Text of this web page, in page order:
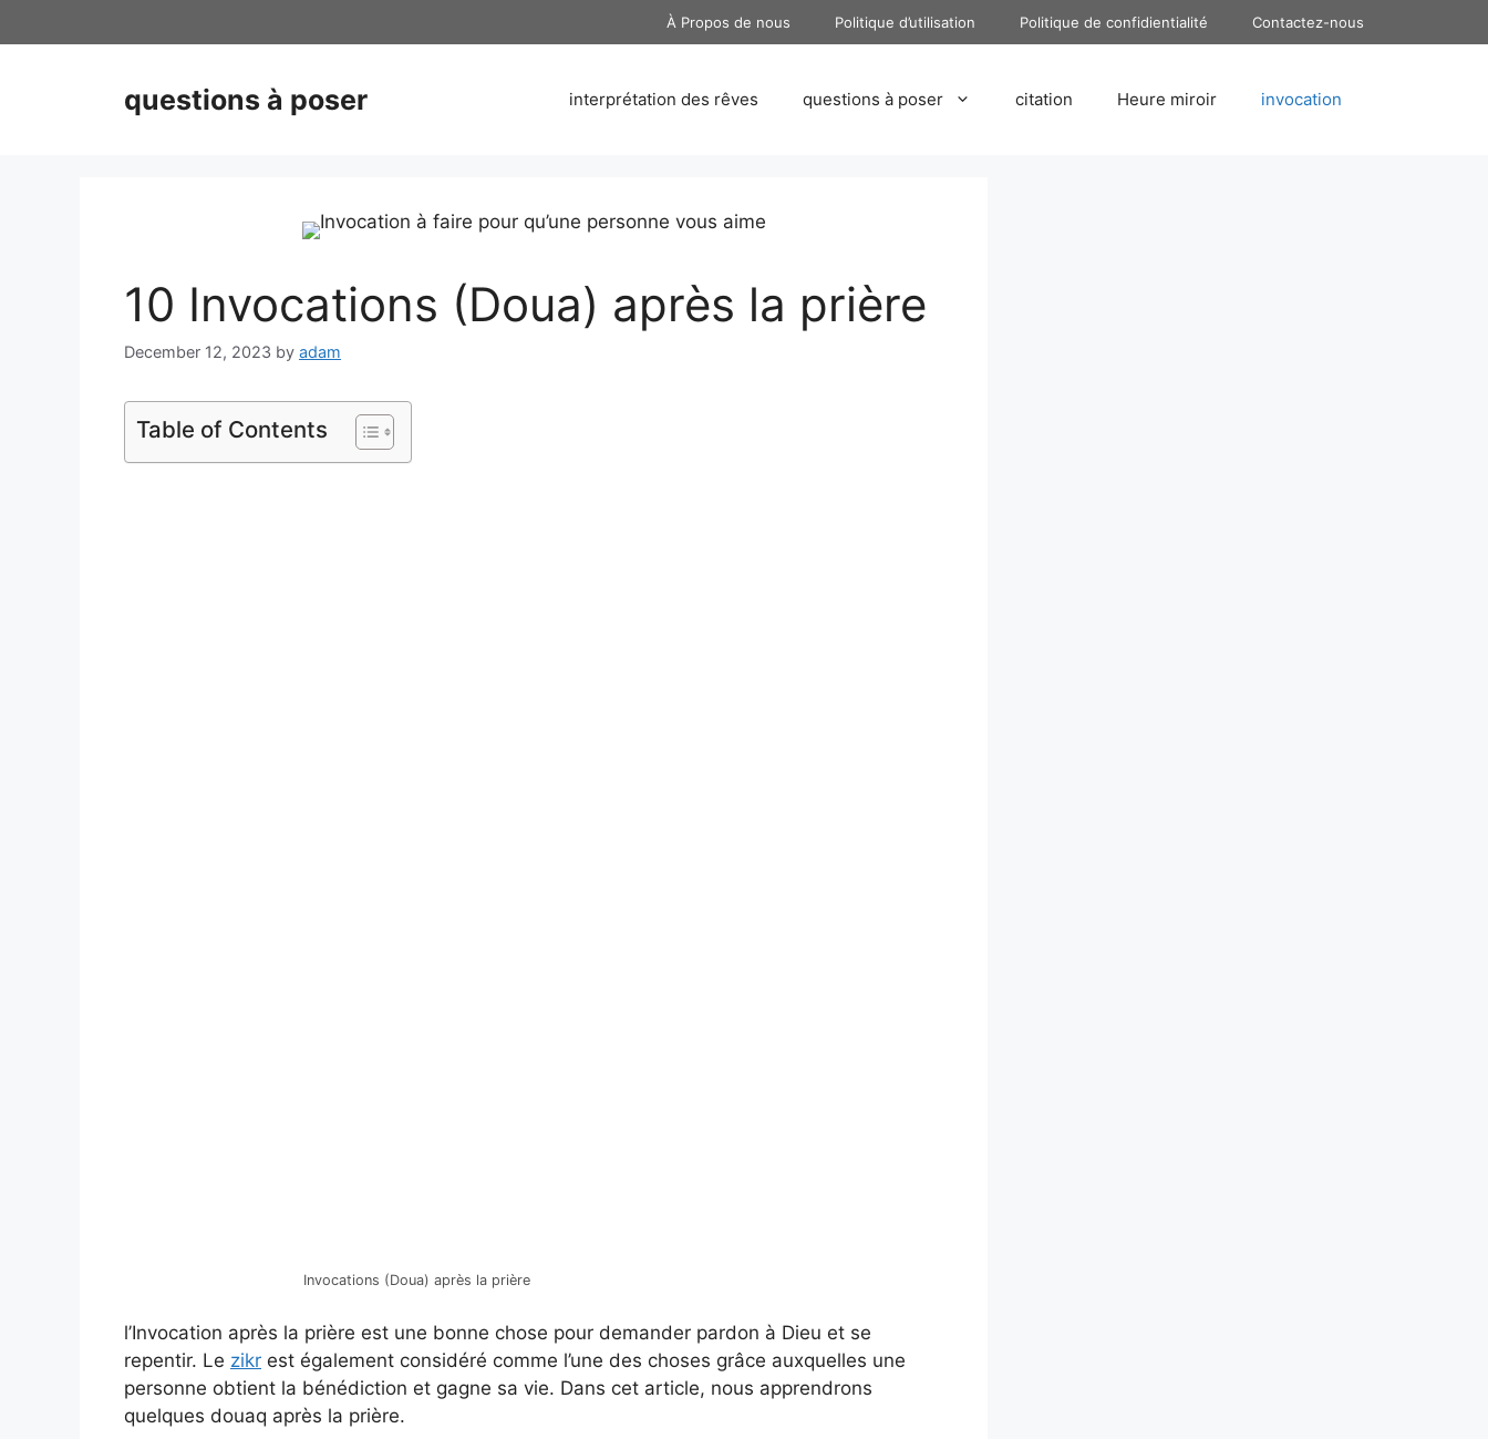
to
À Propos de nous Politique d’utilisation Politique de confidientialité Contactez-nous
questions à poser interprétation des rêves questions à poser citation Heure miroir invocation
10 Invocations (Doua) après la prière
December 12, 2023 by adam
Table of Contents
Invocations (Doua) après la prière
l’Invocation après la prière est une bonne chose pour demander pardon à Dieu et se
repentir. Le zikr est également considéré comme l’une des choses grâce auxquelles une
personne obtient la bénédiction et gagne sa vie. Dans cet article, nous apprendrons
quelques douaq après la prière.